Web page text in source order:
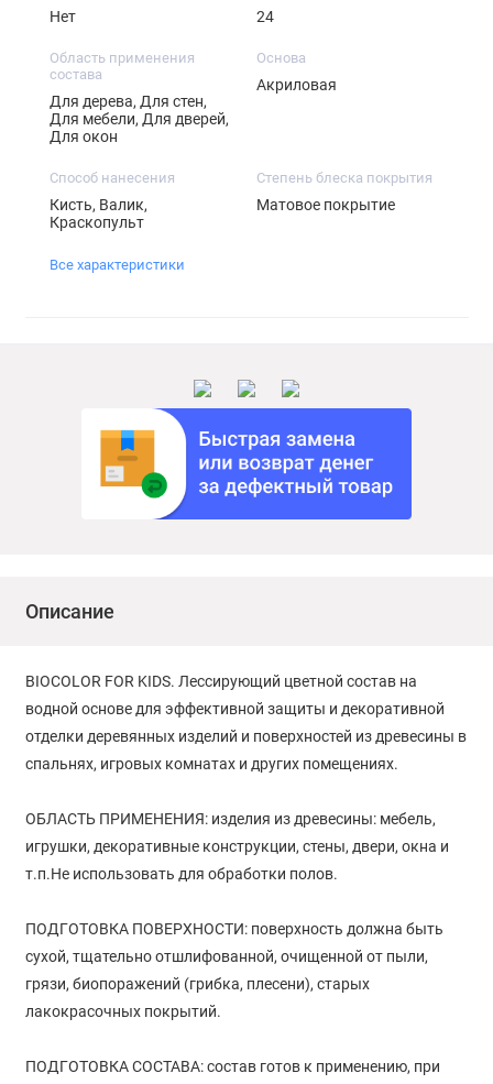
Нет 24
Область применения
состава
Для дерева, Для стен,
Для мебели, Для дверей,
Для окон
Основа
Акриловая
Способ нанесения
Кисть, Валик,
Краскопульт
Степень блеска покрытия
Матовое покрытие
Все характеристики
Описание
BIOCOLOR FOR KIDS. Лессирующий цветной состав на
водной основе для эффективной защиты и декоративной
отделки деревянных изделий и поверхностей из древесины в
спальнях, игровых комнатах и других помещениях.
ОБЛАСТЬ ПРИМЕНЕНИЯ: изделия из древесины: мебель,
игрушки, декоративные конструкции, стены, двери, окна и
т.п.Не использовать для обработки полов.
ПОДГОТОВКА ПОВЕРХНОСТИ: поверхность должна быть
сухой, тщательно отшлифованной, очищенной от пыли,
грязи, биопоражений (грибка, плесени), старых
лакокрасочных покрытий.
ПОДГОТОВКА СОСТАВА: состав готов к применению, при